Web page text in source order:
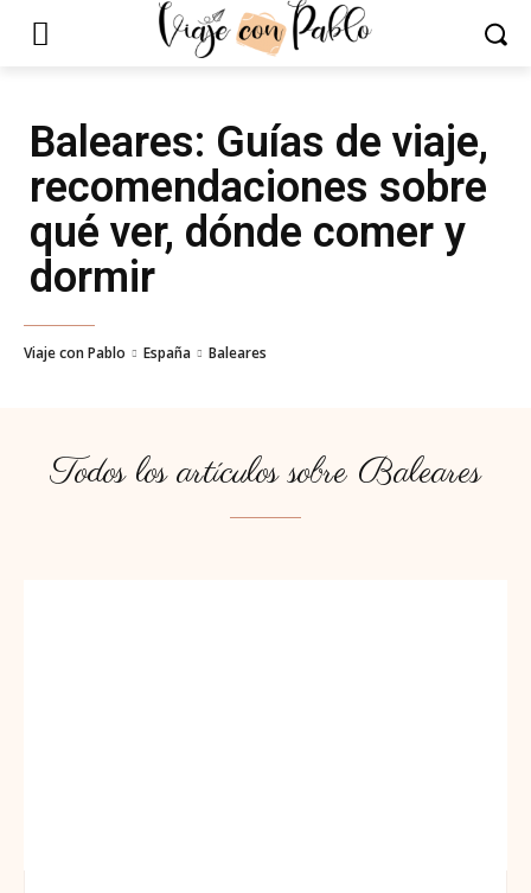
Baleares: Guías de viaje,
recomendaciones sobre
qué ver, dónde comer y
dormir
Viaje con Pablo España Baleares
Todos los artículos sobre Baleares